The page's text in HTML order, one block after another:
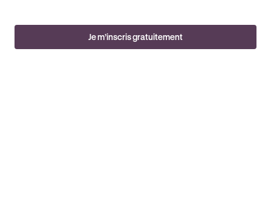
Je m’inscris gratuitement